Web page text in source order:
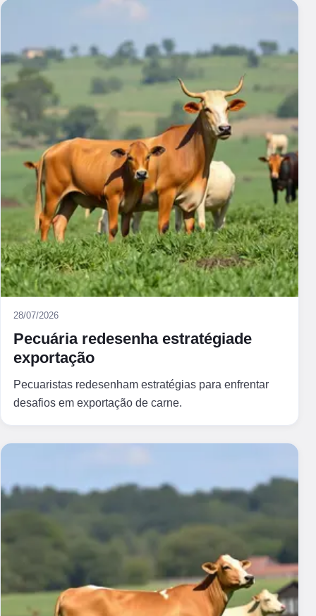
28/07/2026
Pecuária redesenha estratégiade
exportação
Pecuaristas redesenham estratégias para enfrentar
desafios em exportação de carne.